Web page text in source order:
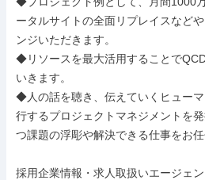
ータルサイトの全面リプレイスなど
ンジいただきます。
◆リソースを最大活用することで
いきます。
◆人の話を聴き、伝えていくヒュー
行するプロジェクトマネジメントを
つ課題の浮彫や解決できる仕事をお任
採用企業情報・求人取扱いエージェン